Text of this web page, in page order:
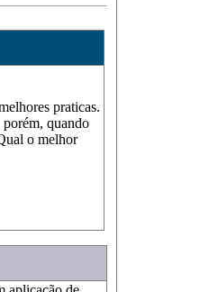
praticas.
quando
o melhor